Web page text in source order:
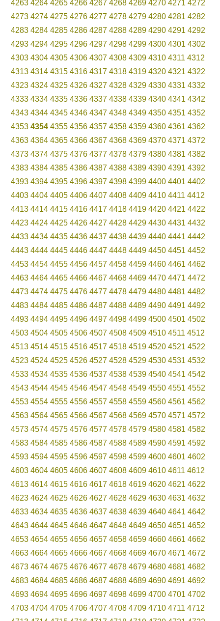
4263 4264 4265 4266 4267 4268 4269 4270 4271 4272
4273 4274 4275 4276 4277 4278 4279 4280 4281 4282
4283 4284 4285 4286 4287 4288 4289 4290 4291 4292
4293 4294 4295 4296 4297 4298 4299 4300 4301 4302
4303 4304 4305 4306 4307 4308 4309 4310 4311 4312
4313 4314 4315 4316 4317 4318 4319 4320 4321 4322
4323 4324 4325 4326 4327 4328 4329 4330 4331 4332
4333 4334 4335 4336 4337 4338 4339 4340 4341 4342
4343 4344 4345 4346 4347 4348 4349 4350 4351 4352
4353 4354 4355 4356 4357 4358 4359 4360 4361 4362
4363 4364 4365 4366 4367 4368 4369 4370 4371 4372
4373 4374 4375 4376 4377 4378 4379 4380 4381 4382
4383 4384 4385 4386 4387 4388 4389 4390 4391 4392
4393 4394 4395 4396 4397 4398 4399 4400 4401 4402
4403 4404 4405 4406 4407 4408 4409 4410 4411 4412
4413 4414 4415 4416 4417 4418 4419 4420 4421 4422
4423 4424 4425 4426 4427 4428 4429 4430 4431 4432
4433 4434 4435 4436 4437 4438 4439 4440 4441 4442
4443 4444 4445 4446 4447 4448 4449 4450 4451 4452
4453 4454 4455 4456 4457 4458 4459 4460 4461 4462
4463 4464 4465 4466 4467 4468 4469 4470 4471 4472
4473 4474 4475 4476 4477 4478 4479 4480 4481 4482
4483 4484 4485 4486 4487 4488 4489 4490 4491 4492
4493 4494 4495 4496 4497 4498 4499 4500 4501 4502
4503 4504 4505 4506 4507 4508 4509 4510 4511 4512
4513 4514 4515 4516 4517 4518 4519 4520 4521 4522
4523 4524 4525 4526 4527 4528 4529 4530 4531 4532
4533 4534 4535 4536 4537 4538 4539 4540 4541 4542
4543 4544 4545 4546 4547 4548 4549 4550 4551 4552
4553 4554 4555 4556 4557 4558 4559 4560 4561 4562
4563 4564 4565 4566 4567 4568 4569 4570 4571 4572
4573 4574 4575 4576 4577 4578 4579 4580 4581 4582
4583 4584 4585 4586 4587 4588 4589 4590 4591 4592
4593 4594 4595 4596 4597 4598 4599 4600 4601 4602
4603 4604 4605 4606 4607 4608 4609 4610 4611 4612
4613 4614 4615 4616 4617 4618 4619 4620 4621 4622
4623 4624 4625 4626 4627 4628 4629 4630 4631 4632
4633 4634 4635 4636 4637 4638 4639 4640 4641 4642
4643 4644 4645 4646 4647 4648 4649 4650 4651 4652
4653 4654 4655 4656 4657 4658 4659 4660 4661 4662
4663 4664 4665 4666 4667 4668 4669 4670 4671 4672
4673 4674 4675 4676 4677 4678 4679 4680 4681 4682
4683 4684 4685 4686 4687 4688 4689 4690 4691 4692
4693 4694 4695 4696 4697 4698 4699 4700 4701 4702
4703 4704 4705 4706 4707 4708 4709 4710 4711 4712